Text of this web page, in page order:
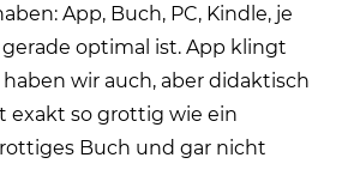
App, Buch, PC, Kindle, je
optimal ist. App klingt
wir auch, aber didaktisch
exakt so grottig wie ein
Buch und gar nicht